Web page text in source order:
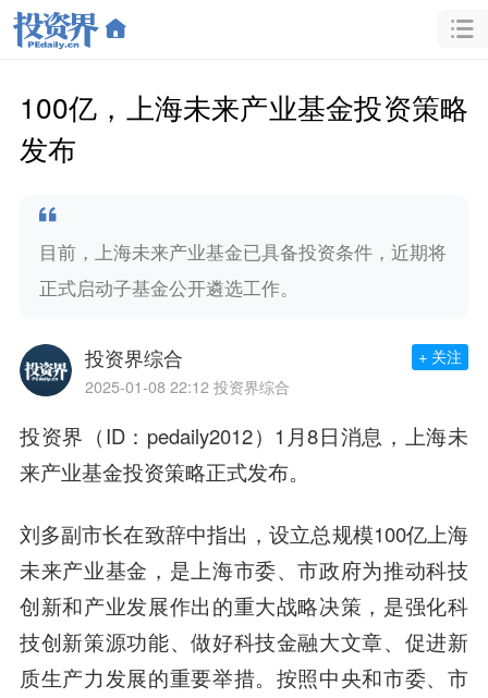
100亿，上海未来产业基金投资策略
发布
目前，上海未来产业基金已具备投资条件，近期将
正式启动子基金公开遴选工作。
投资界综合
2025-01-08 22:12 投资界综合
+ 关注
投资界（ID：pedaily2012）1月8日消息，上海未
来产业基金投资策略正式发布。
刘多副市长在致辞中指出，设立总规模100亿上海
未来产业基金，是上海市委、市政府为推动科技
创新和产业发展作出的重大战略决策，是强化科
技创新策源功能、做好科技金融大文章、促进新
质生产力发展的重要举措。按照中央和市委、市